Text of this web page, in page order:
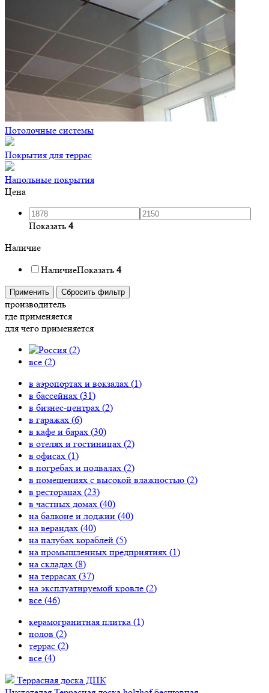
Потолочные системы
Покрытия для террас
Напольные покрытия
Цена
Показать 4
Наличие
НаличиеПоказать 4
Применить Сбросить фильтр
производитель
где применяется
для чего применяется
(2)
все (2)
в аэропортах и вокзалах (1)
в бассейнах (31)
в бизнес-центрах (2)
в гаражах (6)
в кафе и барах (30)
в отелях и гостиницах (2)
в офисах (1)
в погребах и подвалах (2)
в помещениях с высокой влажностью (2)
в ресторанах (23)
в частных домах (40)
на балконе и лоджии (40)
на верандах (40)
на палубах кораблей (5)
на промышленных предприятиях (1)
на складах (8)
на террасах (37)
на эксплуатируемой кровле (2)
все (46)
керамогранитная плитка (1)
полов (2)
террас (2)
все (4)
Террасная доска ДПК